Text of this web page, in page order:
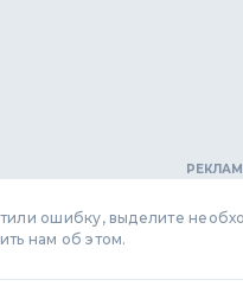
ошибку, выделите
нам об этом.